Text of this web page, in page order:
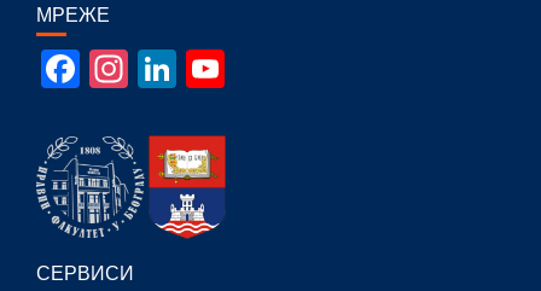
МРЕЖЕ
F
a
c
e
b
o
In
st
a
g
r
a
Li
n
k
e
dI
u
T
u
СЕРВИСИ